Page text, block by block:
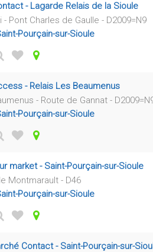
- Lagarde Relais de la Sioule
- Pont Charles de Gaulle - D2009=N9
Pourçain-sur-Sioule
- Relais Les Beaumenus
- Route de Gannat -
Pourçain-sur-Sioule
market - Saint-Pourçain-sur-Sioule
Montmarault - D46
Pourçain-sur-Sioule
Contact - Saint-Pourçain-sur-